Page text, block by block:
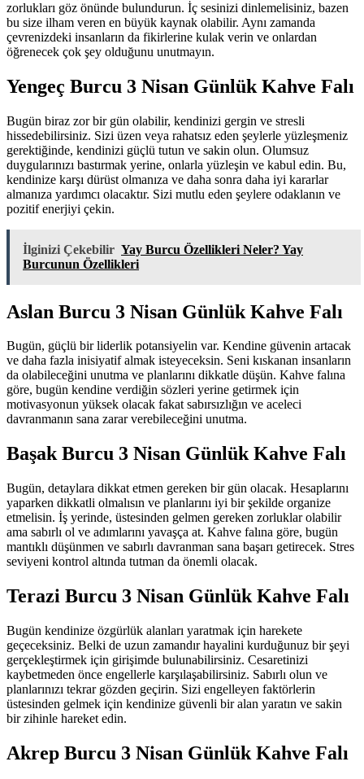
zorlukları göz önünde bulundurun. İç sesinizi dinlemelisiniz, bazen
bu size ilham veren en büyük kaynak olabilir. Aynı zamanda
çevrenizdeki insanların da fikirlerine kulak verin ve onlardan
öğrenecek çok şey olduğunu unutmayın.
Yengeç Burcu 3 Nisan Günlük Kahve Falı
Bugün biraz zor bir gün olabilir, kendinizi gergin ve stresli
hissedebilirsiniz. Sizi üzen veya rahatsız eden şeylerle yüzleşmeniz
gerektiğinde, kendinizi güçlü tutun ve sakin olun. Olumsuz
duygularınızı bastırmak yerine, onlarla yüzleşin ve kabul edin. Bu,
kendinize karşı dürüst olmanıza ve daha sonra daha iyi kararlar
almanıza yardımcı olacaktır. Sizi mutlu eden şeylere odaklanın ve
pozitif enerjiyi çekin.
İlginizi Çekebilir Yay Burcu Özellikleri Neler? Yay
Burcunun Özellikleri
Aslan Burcu 3 Nisan Günlük Kahve Falı
Bugün, güçlü bir liderlik potansiyelin var. Kendine güvenin artacak
ve daha fazla inisiyatif almak isteyeceksin. Seni kıskanan insanların
da olabileceğini unutma ve planlarını dikkatle düşün. Kahve falına
göre, bugün kendine verdiğin sözleri yerine getirmek için
motivasyonun yüksek olacak fakat sabırsızlığın ve aceleci
davranmanın sana zarar verebileceğini unutma.
Başak Burcu 3 Nisan Günlük Kahve Falı
Bugün, detaylara dikkat etmen gereken bir gün olacak. Hesaplarını
yaparken dikkatli olmalısın ve planlarını iyi bir şekilde organize
etmelisin. İş yerinde, üstesinden gelmen gereken zorluklar olabilir
ama sabırlı ol ve adımlarını yavaşça at. Kahve falına göre, bugün
mantıklı düşünmen ve sabırlı davranman sana başarı getirecek. Stres
seviyeni kontrol altında tutman da önemli olacak.
Terazi Burcu 3 Nisan Günlük Kahve Falı
Bugün kendinize özgürlük alanları yaratmak için harekete
geçeceksiniz. Belki de uzun zamandır hayalini kurduğunuz bir şeyi
gerçekleştirmek için girişimde bulunabilirsiniz. Cesaretinizi
kaybetmeden önce engellerle karşılaşabilirsiniz. Sabırlı olun ve
planlarınızı tekrar gözden geçirin. Sizi engelleyen faktörlerin
üstesinden gelmek için kendinize güvenli bir alan yaratın ve sakin
bir zihinle hareket edin.
Akrep Burcu 3 Nisan Günlük Kahve Falı